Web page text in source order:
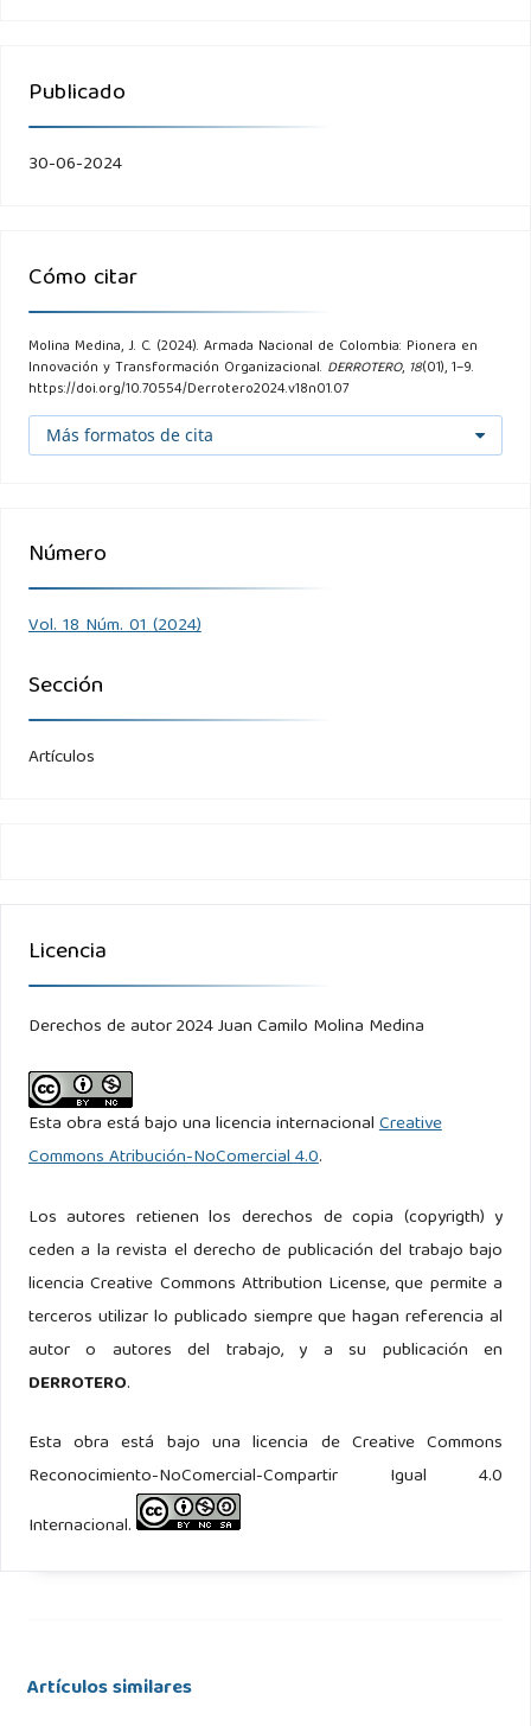
Publicado
30-06-2024
Cómo citar
Molina Medina, J. C. (2024). Armada Nacional de Colombia: Pionera en
Innovación y Transformación Organizacional. DERROTERO, 18(01), 1–9.
https://doi.org/10.70554/Derrotero2024.v18n01.07
Más formatos de cita
Número
Vol. 18 Núm. 01 (2024)
Sección
Artículos
Licencia
Derechos de autor 2024 Juan Camilo Molina Medina
Esta obra está bajo una licencia internacionalCreative
Commons Atribución-NoComercial 4.0.
Los autores retienen los derechos de copia (copyrigth) y
ceden a la revista el derecho de publicación del trabajo bajo
licencia Creative Commons Attribution License, que permite a
terceros utilizar lo publicado siempre que hagan referencia al
autor o autores del trabajo, y a su publicación en
DERROTERO.
Esta obra está bajo una licencia de Creative Commons
Reconocimiento-NoComercial-Compartir Igual 4.0
Internacional.
Artículos similares